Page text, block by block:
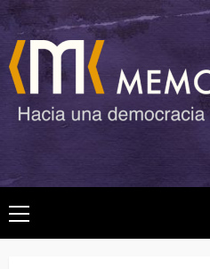
Saltar
al
contenido
Menú
principal